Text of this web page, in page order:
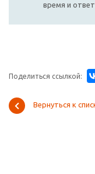
время и
Поделиться ссылкой:
Вернуться к